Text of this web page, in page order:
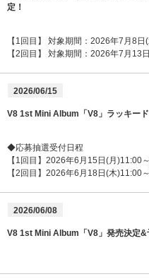
定！
【1回目】 対象期間：2026年7月8
【2回目】 対象期間：2026年7月13
2026/06/15
V8 1st Mini Album「V8」ラッキード
◆応募抽選受付日程
【1回目】2026年6月15日(月)11:00
【2回目】2026年6月18日(木)11:00
2026/06/08
V8 1st Mini Album「V8」発売決定&